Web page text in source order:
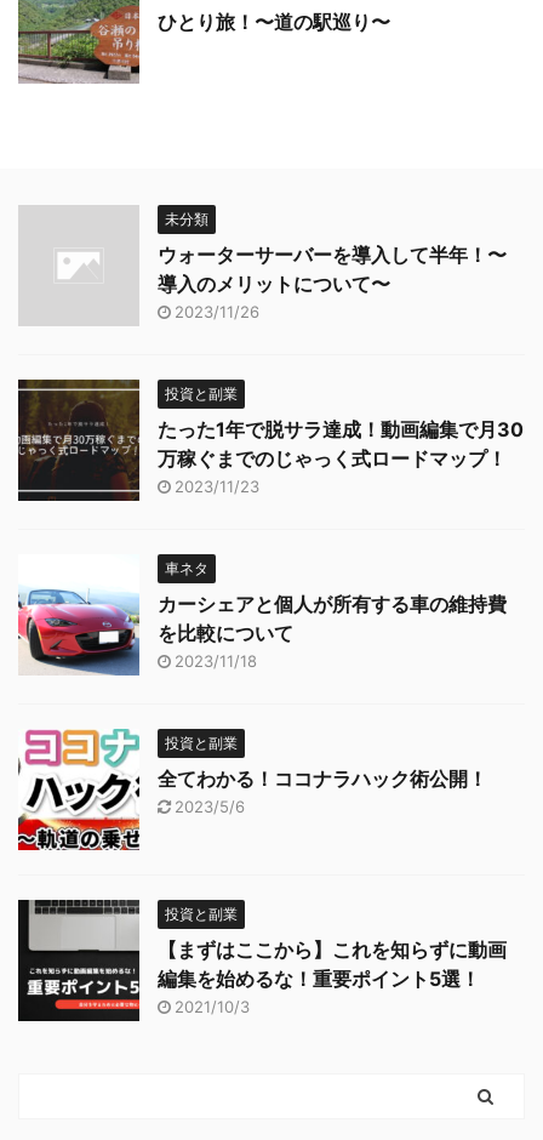
ひとり旅！〜道の駅巡り〜
未分類
ウォーターサーバーを導入して半年！〜
導入のメリットについて〜
2023/11/26
投資と副業
たった1年で脱サラ達成！動画編集で月30
万稼ぐまでのじゃっく式ロードマップ！
2023/11/23
車ネタ
カーシェアと個人が所有する車の維持費
を比較について
2023/11/18
投資と副業
全てわかる！ココナラハック術公開！
2023/5/6
投資と副業
【まずはここから】これを知らずに動画
編集を始めるな！重要ポイント5選！
2021/10/3